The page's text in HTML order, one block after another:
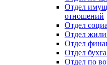
Отдел
отношений
Отдел
Отдел
Отдел
Отдел
Отдел по